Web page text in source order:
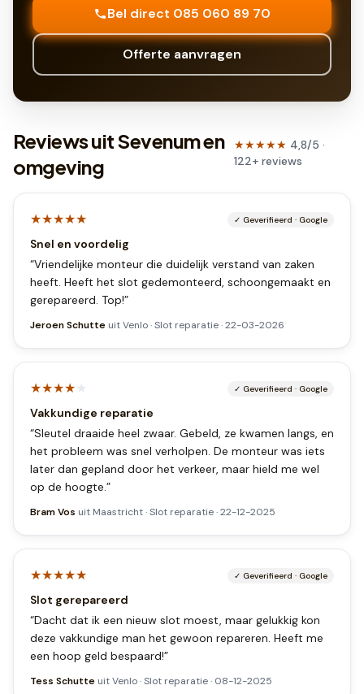
Bel direct 085 060 89 70
Offerte aanvragen
Reviews uit Sevenum en
omgeving
★★★★★ 4,8/5 ·
122+ reviews
★★★★★ ✓ Geverifieerd · Google
Snel en voordelig
“Vriendelijke monteur die duidelijk verstand van zaken
heeft. Heeft het slot gedemonteerd, schoongemaakt en
gerepareerd. Top!”
Jeroen Schutte uitVenlo·Slot reparatie·22-03-2026
★★★★★ ✓ Geverifieerd · Google
Vakkundige reparatie
“Sleutel draaide heel zwaar. Gebeld, ze kwamen langs, en
het probleem was snel verholpen. De monteur was iets
later dan gepland door het verkeer, maar hield me wel
op de hoogte.”
Bram Vos uit Maastricht·Slot reparatie·22-12-2025
★★★★★ ✓ Geverifieerd · Google
Slot gerepareerd
“Dacht dat ik een nieuw slot moest, maar gelukkig kon
deze vakkundige man het gewoon repareren. Heeft me
een hoop geld bespaard!”
Tess Schutte uitVenlo·Slot reparatie· 08-12-2025